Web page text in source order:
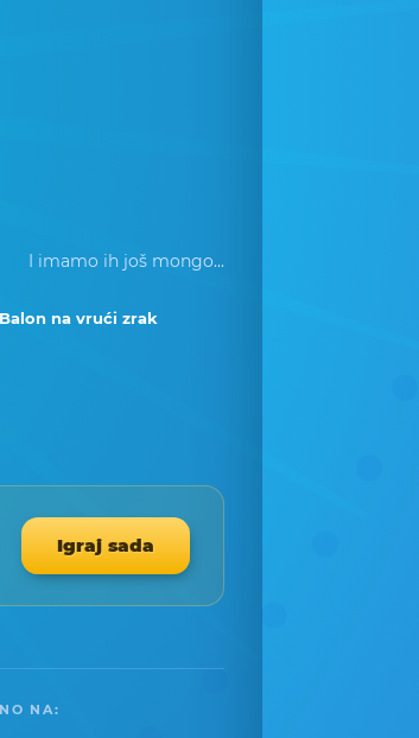
I imamo ih još mongo...
Balon na vrući zrak
Igraj sada
NA: